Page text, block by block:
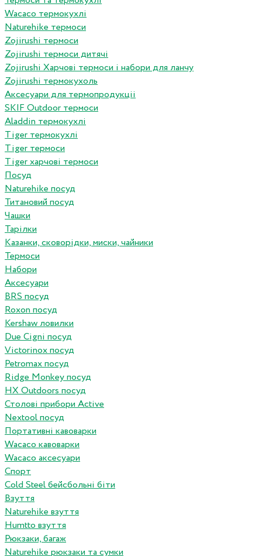
Wacaco термокухлі
Naturehike термоси
Zojirushi термоси
Zojirushi термоси дитячі
Zojirushi Харчові термоси і набори для ланчу
Zojirushi термокухоль
Аксесуари для термопродукціі
SKIF Outdoor термоси
Aladdin термокухлі
Tiger термокухлі
Tiger термоси
Tiger харчові термоси
Посуд
Naturehike посуд
Титановий посуд
Чашки
Тарілки
Казанки, сковорідки, миски, чайники
Термоси
Набори
Аксесуари
BRS посуд
Roxon посуд
Kershaw ловилки
Due Cigni посуд
Victorinox посуд
Petromax посуд
Ridge Monkey посуд
HX Outdoors посуд
Столові прибори Active
Nextool посуд
Портативні кавоварки
Wacaco кавоварки
Wacaco аксесуари
Спорт
Cold Steel бейсбольні біти
Взуття
Naturehike взуття
Humtto взуття
Рюкзаки, багаж
Naturehike рюкзаки та сумки